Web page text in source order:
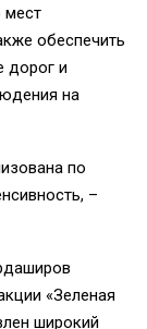
мест
обеспечить
дорог и
на
по
–
«Зеленая
широкий